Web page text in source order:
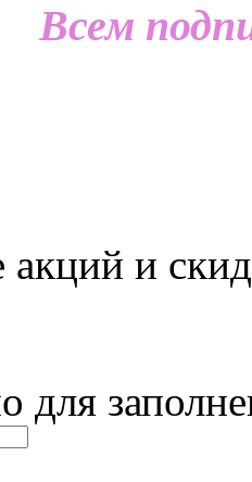
Всем
акций и
для